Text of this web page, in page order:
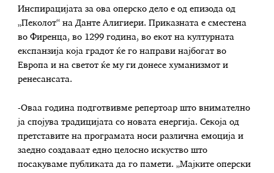
Инспирацијата за ова оперско дело е од епизода од
„Пеколот“ на Данте Алигиери. Приказната е сместена
во Фиренца, во 1299 година, во екот на културната
експанзија која градот ќе го направи најбогат во
Европа и на светот ќе му ги донесе хуманизмот и
ренесансата.
-Оваа година подготвивме репертоар што внимателно
ја спојува традицијата со новата енергија. Секоја од
претставите на програмата носи различна емоција и
заедно создаваат едно целосно искуство што
посакуваме публиката да го памети. „Мајките оперски